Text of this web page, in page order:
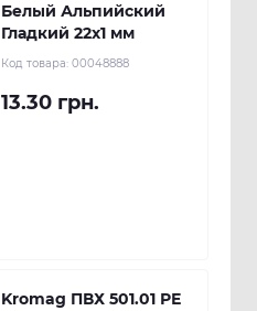
Белый Альпийский
Гладкий 22х1 мм
Код товара: 00048888
13.30 грн.
Kromag ПВХ 501.01 РЕ